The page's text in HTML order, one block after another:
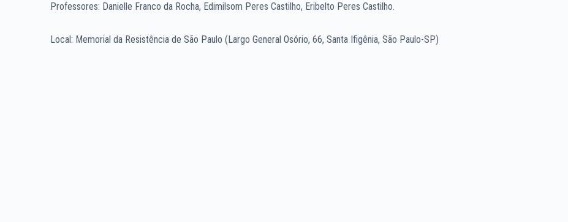
Professores: Danielle Franco da Rocha, Edimilsom Peres Castilho, Eribelto Peres Castilho.
Local: Memorial da Resistência de São Paulo (Largo General Osório, 66, Santa Ifigênia, São Paulo-SP)